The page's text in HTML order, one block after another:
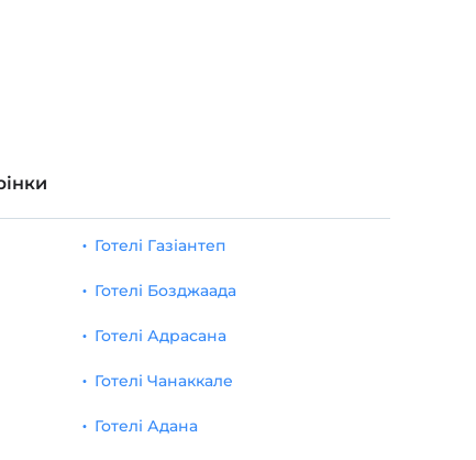
Готелі Газіантеп
Готелі Бозджаада
Готелі Адрасана
Готелі Чанаккале
Готелі Адана